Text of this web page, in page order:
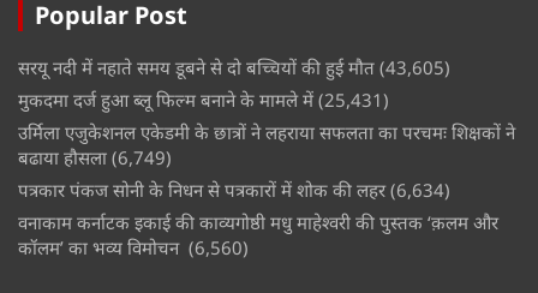
Popular Post
सरयू नदी में नहाते समय डूबने से दो बच्चियों की हुई मौत (43,605)
मुकदमा दर्ज हुआ ब्लू फिल्म बनाने के मामले में (25,431)
उर्मिला एजुकेशनल एकेडमी के छात्रों ने लहराया सफलता का परचमः शिक्षकों ने
बढाया हौसला (6,749)
पत्रकार पंकज सोनी के निधन से पत्रकारों में शोक की लहर (6,634)
वनाकाम कर्नाटक इकाई की काव्यगोष्ठी मधु माहेश्वरी की पुस्तक ‘क़लम और
कॉलम’ का भव्य विमोचन (6,560)